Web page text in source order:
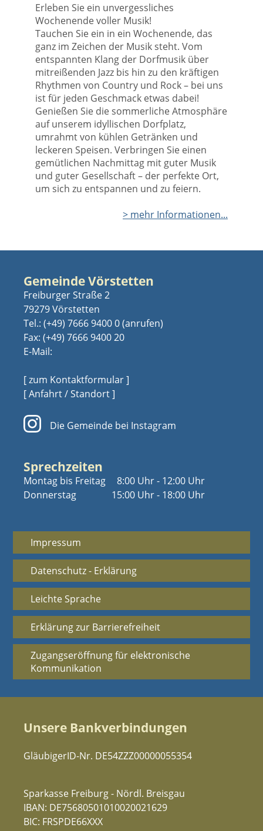
Erleben Sie ein unvergessliches
Wochenende voller Musik!
Tauchen Sie ein in ein Wochenende, das
ganz im Zeichen der Musik steht. Vom
entspannten Klang der Dorfmusik über
mitreißenden Jazz bis hin zu den kräftigen
Rhythmen von Country und Rock – bei uns
ist für jeden Geschmack etwas dabei!
Genießen Sie die sommerliche Atmosphäre
auf unserem idyllischen Dorfplatz,
umrahmt von kühlen Getränken und
leckeren Speisen. Verbringen Sie einen
gemütlichen Nachmittag mit guter Musik
und guter Gesellschaft – der perfekte Ort,
um sich zu entspannen und zu feiern.
> mehr Informationen...
Gemeinde Vörstetten
Freiburger Straße 2
79279 Vörstetten
Tel.: (+49) 7666 9400 0
Fax: (+49) 7666 9400 20
E-Mail:
[ zum Kontaktformular ]
[ Anfahrt / Standort ]
Die Gemeinde bei Instagram
Sprechzeiten
Montag bis Freitag
Donnerstag
8:00 Uhr - 12:00 Uhr
15:00 Uhr - 18:00 Uhr
Impressum
Datenschutz - Erklärung
Leichte Sprache
Erklärung zur Barrierefreiheit
Zugangseröffnung für elektronische
Kommunikation
Unsere Bankverbindungen
GläubigerID-Nr. DE54ZZZ00000055354
Sparkasse Freiburg - Nördl. Breisgau
IBAN: DE75680501010020021629
BIC: FRSPDE66XXX